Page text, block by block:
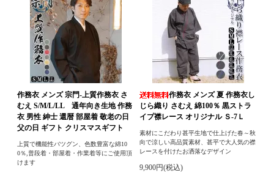
作務衣 メンズ 宗門-上質作務衣 さ
むえ S/M/L/LL 通年向き生地 作務
衣 男性 紳士 還暦 部屋着 敬老の日
父の日 ギフト クリスマスギフト
上質で機能性バツグン、色数豊富な綿10
0％,普段着・部屋着・作業着等にご使用頂
けます
作務衣 メンズ 夏 作務衣し
じら織り さむえ 綿100％ 黒ストラ
イプ襟レース オリジナル Ｓ-7Ｌ
素材にこだわり甚平生地で仕上げた春～秋
向で涼しい高品質素材、甚平で大人気の襟
レースを付けたお洒落なデザイン
9,900円(税込)